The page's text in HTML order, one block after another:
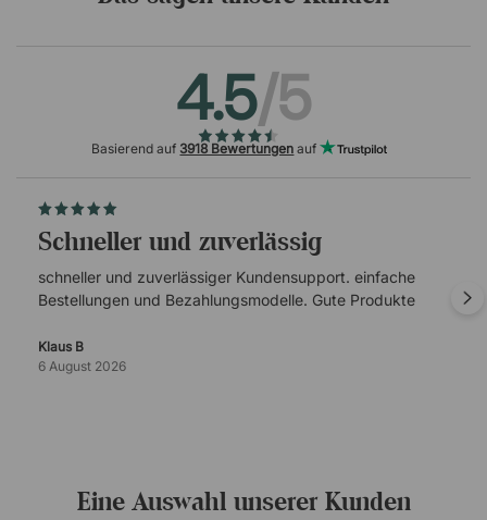
4.5/5
Basierend auf 3918 Bewertungen auf
schneller und zuverlässig
schneller und zuverlässiger Kundensupport. einfache
Bestellungen und Bezahlungsmodelle. Gute Produkte
Klaus B
6 August 2026
Eine Auswahl unserer Kunden